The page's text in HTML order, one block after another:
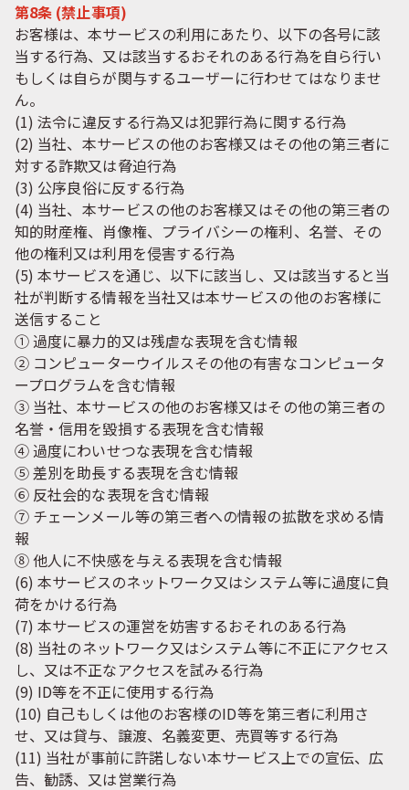
第8条 (禁止事項)
お客様は、本サービスの利用にあたり、以下の各号に該
当する行為、又は該当するおそれのある行為を自ら行い
もしくは自らが関与するユーザーに行わせてはなりませ
ん。
(1) 法令に違反する行為又は犯罪行為に関する行為
(2) 当社、本サービスの他のお客様又はその他の第三者に
対する詐欺又は脅迫行為
(3) 公序良俗に反する行為
(4) 当社、本サービスの他のお客様又はその他の第三者の
知的財産権、肖像権、プライバシーの権利、名誉、その
他の権利又は利用を侵害する行為
(5) 本サービスを通じ、以下に該当し、又は該当すると当
社が判断する情報を当社又は本サービスの他のお客様に
送信すること
① 過度に暴力的又は残虐な表現を含む情報
② コンピューターウイルスその他の有害なコンピュータ
ープログラムを含む情報
③ 当社、本サービスの他のお客様又はその他の第三者の
名誉・信用を毀損する表現を含む情報
④ 過度にわいせつな表現を含む情報
⑤ 差別を助長する表現を含む情報
⑥ 反社会的な表現を含む情報
⑦ チェーンメール等の第三者への情報の拡散を求める情
報
⑧ 他人に不快感を与える表現を含む情報
(6) 本サービスのネットワーク又はシステム等に過度に負
荷をかける行為
(7) 本サービスの運営を妨害するおそれのある行為
(8) 当社のネットワーク又はシステム等に不正にアクセス
し、又は不正なアクセスを試みる行為
(9) ID等を不正に使用する行為
(10) 自己もしくは他のお客様のID等を第三者に利用さ
せ、又は貸与、譲渡、名義変更、売買等する行為
(11) 当社が事前に許諾しない本サービス上での宣伝、広
告、勧誘、又は営業行為